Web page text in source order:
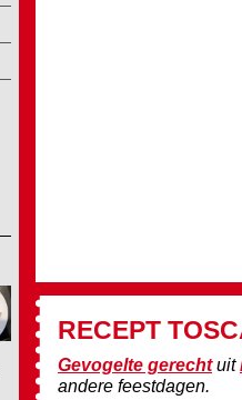
RECEPT
Gevogelte gerechtuit
andere feestdagen.